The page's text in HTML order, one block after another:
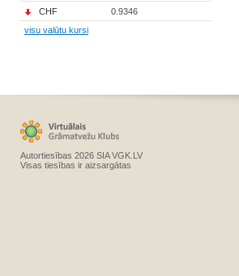
CHF
0.9346
visu valūtu kursi
Autortiesības 2026 SIA VGK.LV
Visas tiesības ir aizsargātas